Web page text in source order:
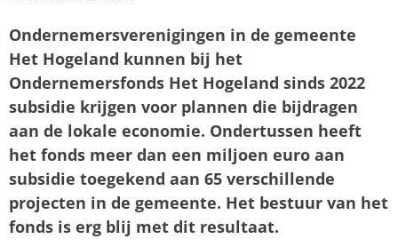
Ondernemersverenigingen in de gemeente
Het Hogeland kunnen bij het
Ondernemersfonds Het Hogeland sinds 2022
subsidie krijgen voor plannen die bijdragen
aan de lokale economie. Ondertussen heeft
het fonds meer dan een miljoen euro aan
subsidie toegekend aan 65 verschillende
projecten in de gemeente. Het bestuur van het
fonds is erg blij met dit resultaat.